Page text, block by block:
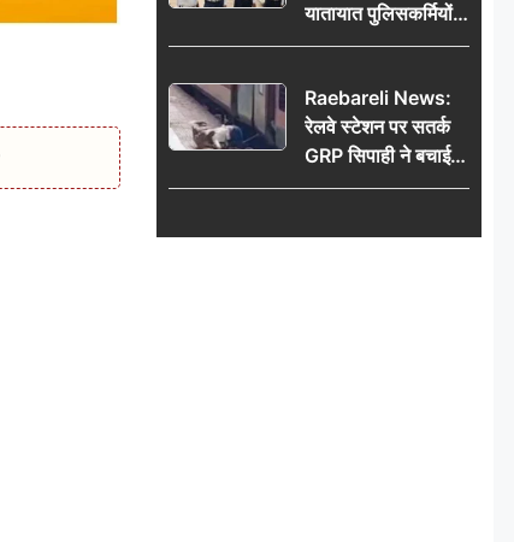
यातायात पुलिसकर्मियों
को वितरित किए गए छाते
Raebareli News:
रेलवे स्टेशन पर सतर्क
GRP सिपाही ने बचाई
महिला की जान, चलती
हादसा टला; घटना